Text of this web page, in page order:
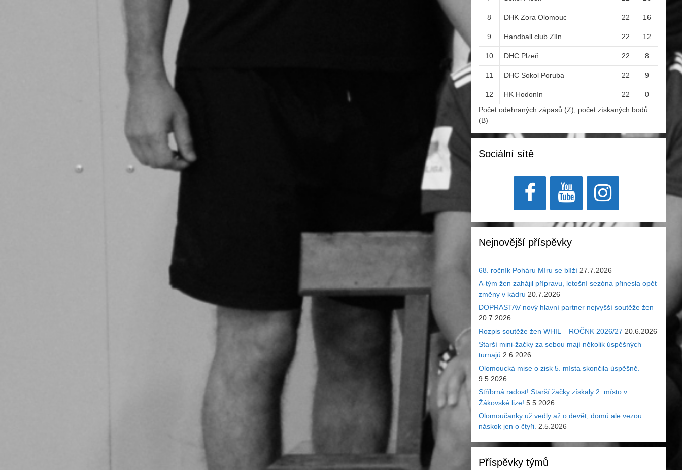
8 DHK Zora Olomouc 22 16
9 Handball club Zlín 22 12
10 DHC Plzeň 22 8
11 DHC Sokol Poruba 22 9
12 HK Hodonín 22
0
Počet odehraných zápasů (Z), počet získaných bodů
(B)
Sociální sítě
Nejnovější příspěvky
68. ročník Poháru Míru se blíží 27.7.2026
A-tým žen zahájil přípravu, letošní sezóna přinesla opět
změny v kádru 20.7.2026
DOPRASTAV nový hlavní partner nejvyšší soutěže žen
20.7.2026
Rozpis soutěže žen WHIL – ROČNK 2026/27 20.6.2026
Starší mini-žačky za sebou mají několik úspěšných
turnajů 2.6.2026
Olomoucká mise o zisk 5. místa skončila úspěšně.
9.5.2026
Stříbrná radost! Starší žačky získaly 2. místo v
Žákovské lize! 5.5.2026
Olomoučanky už vedly až o devět, domů ale vezou
náskok jen o čtyři. 2.5.2026
Příspěvky týmů